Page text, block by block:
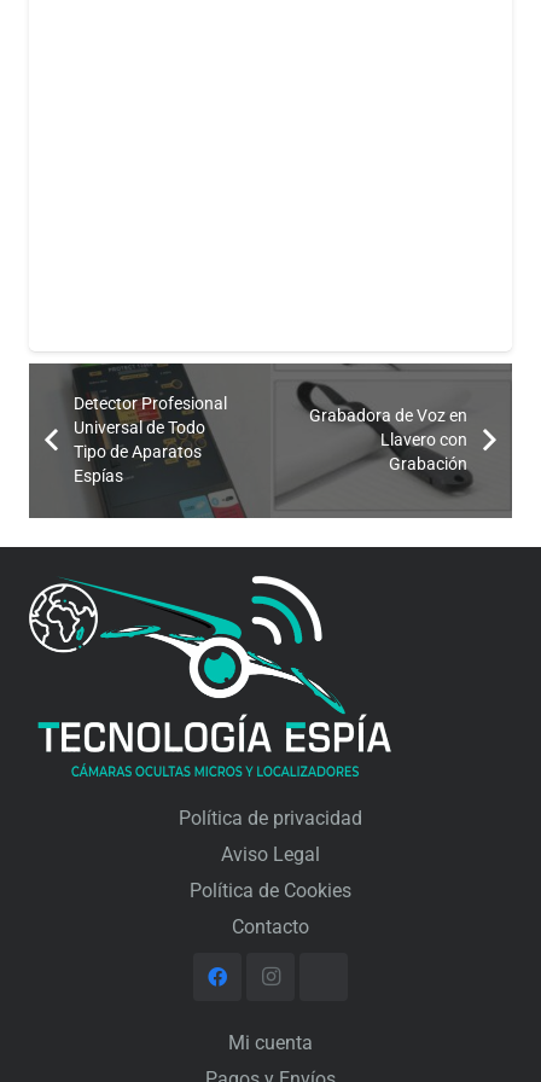
Detector Profesional
Universal de Todo
Tipo de Aparatos
Espías
Grabadora de Voz en
Llavero con
Grabación
Política de privacidad
Aviso Legal
Política de Cookies
Contacto
Mi cuenta